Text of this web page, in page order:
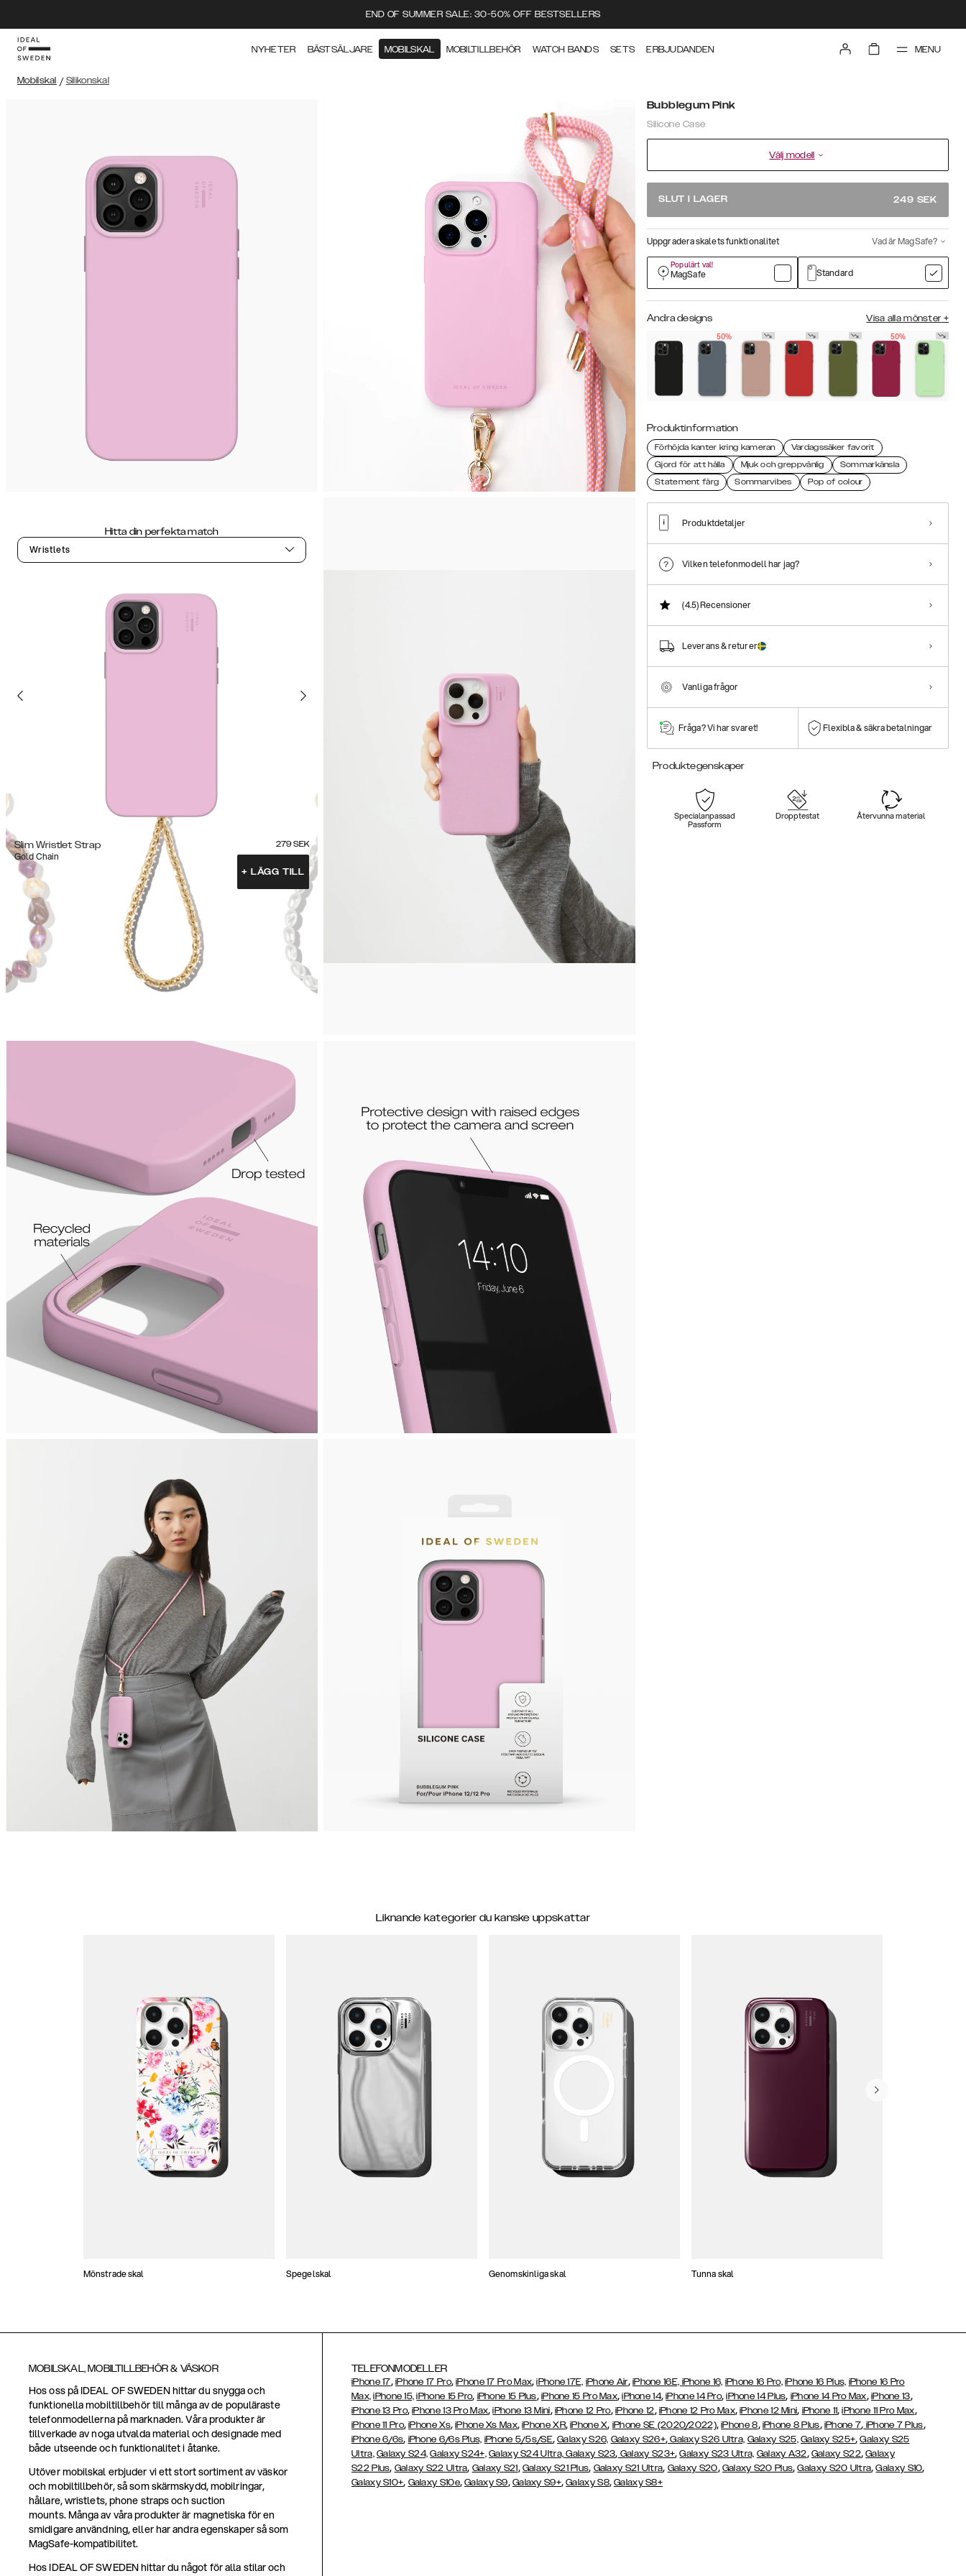
END OF SUMMER SALE: 30-50% OFF BESTSELLERS
NYHETER BÄSTSÄLJARE MOBILSKAL MOBILTILLBEHÖR WATCH BANDS SETS ERBJUDANDEN MENU
Mobilskal / Silikonskal
Hitta din perfekta match
Wristlets
Slim Wristlet Strap
Gold Chain
279 SEK
+ LÄGG TILL
Bubblegum Pink
Silicone Case
Välj modell
SLUT I LAGER 249 SEK
Uppgradera skalets funktionalitet Vad är MagSafe?
Populärt val!
MagSafe Standard
Andra designs Visa alla mönster +
50%
50%
Produktinformation
Förhöjda kanter kring kameran
Vardagssäker favorit
Gjord för att hålla
Mjuk och greppvänlig
Sommarkänsla
Statement färg
Sommarvibes Pop of colour
Produktdetaljer
Vilken telefonmodell har jag?
(4.5)Recensioner
Leverans & returer
Vanliga frågor
Fråga? Vi har svaret! Flexibla & säkra betalningar
Produktegenskaper
Specialanpassad
Passform
Dropptestat Återvunna material
Liknande kategorier du kanske uppskattar
Mönstrade skal Spegelskal Genomskinliga skal Tunna skal
MOBILSKAL, MOBILTILLBEHÖR & VÄSKOR
Hos oss på IDEAL OF SWEDEN hittar du snygga och
funktionella mobiltillbehör till många av de populäraste
telefonmodellerna på marknaden. Våra produkter är
tillverkade av noga utvalda material och designade med
både utseende och funktionalitet i åtanke.
Utöver mobilskal erbjuder vi ett stort sortiment av väskor
och mobiltillbehör, så som skärmskydd, mobilringar,
hållare, wristlets, phone straps och suction
mounts. Många av våra produkter är magnetiska för en
smidigare användning, eller har andra egenskaper så som
MagSafe-kompatibilitet.
Hos IDEAL OF SWEDEN hittar du något för alla stilar och
TELEFONMODELLER
iPhone 17, iPhone 17 Pro,iPhone 17 Pro Max,iPhone 17E, iPhone Air, iPhone 16E, iPhone 16, iPhone 16 Pro, iPhone 16 Plus, iPhone 16 Pro
Max, iPhone 15, iPhone 15 Pro, iPhone 15 Plus, iPhone 15 Pro Max,iPhone 14,iPhone 14 Pro,iPhone 14 Plus, iPhone 14 Pro Max, iPhone 13,
iPhone 13 Pro,iPhone 13 Pro Max,iPhone 13 Mini, iPhone 12 Pro, iPhone 12, iPhone 12 Pro Max,iPhone 12 Mini, iPhone 11,iPhone 11 Pro Max,
iPhone 11 Pro,iPhone Xs,iPhone Xs Max,iPhone XR,iPhone X, iPhone SE (2020/2022),iPhone 8, iPhone 8 Plus, iPhone 7, iPhone 7 Plus,
iPhone 6/6s, iPhone 6/6s Plus, iPhone 5/5s/SE,Galaxy S26, Galaxy S26+,Galaxy S26 Ultra, Galaxy S25, Galaxy S25+,Galaxy S25
Ultra, Galaxy S24, Galaxy S24+, Galaxy S24 Ultra, Galaxy S23, Galaxy S23+,Galaxy S23 Ultra, Galaxy A32, Galaxy S22,Galaxy
S22 Plus, Galaxy S22 Ultra, Galaxy S21, Galaxy S21 Plus, Galaxy S21 Ultra, Galaxy S20, Galaxy S20 Plus,Galaxy S20 Ultra,Galaxy S10,
Galaxy S10+, Galaxy S10e,Galaxy S9, Galaxy S9+,Galaxy S8,Galaxy S8+